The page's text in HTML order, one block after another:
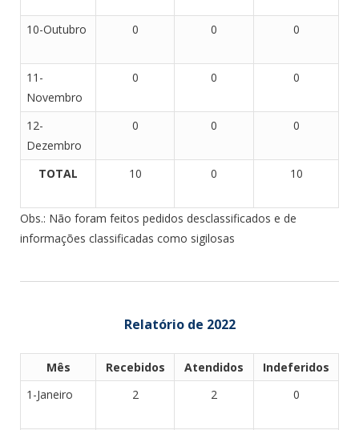
10-Outubro 0 0 0
11-
Novembro
0 0 0
12-
Dezembro
0 0 0
TOTAL 10 0 10
Obs.: Não foram feitos pedidos desclassificados e de
informações classificadas como sigilosas
Relatório de 2022
Mês Recebidos Atendidos
Indeferidos
1-Janeiro
2 2 0